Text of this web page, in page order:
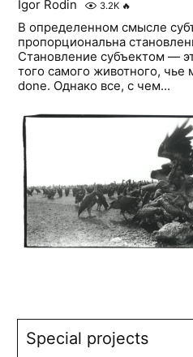
Igor Rodin 3.2K 🔥
В определенном смысле
пропорциональна
Становление субъектом —
того самого животного,
done. Однако все, с чем...
Special projects